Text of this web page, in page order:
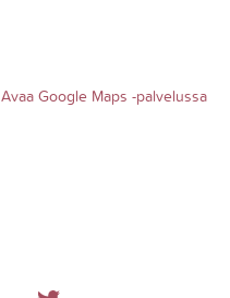
Avaa Google Maps -palvelussa